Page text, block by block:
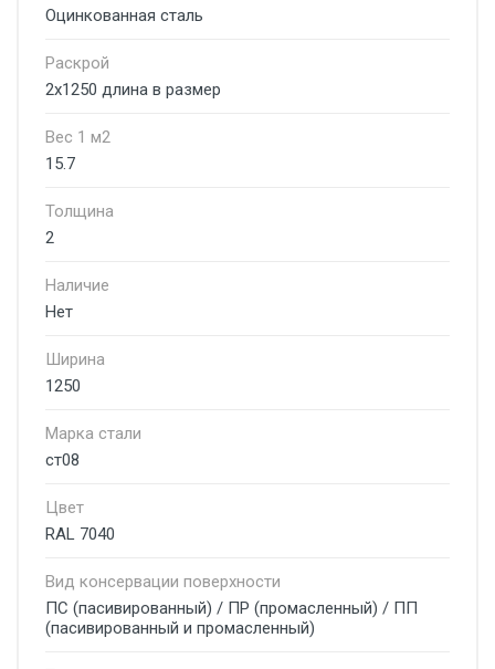
Оцинкованная сталь
Раскрой
2х1250 длина в размер
Вес 1 м2
15.7
Толщина
2
Наличие
Нет
Ширина
1250
Марка стали
ст08
Цвет
RAL 7040
Вид консервации поверхности
ПС (пасивированный) / ПР (промасленный) / ПП
(пасивированный и промасленный)